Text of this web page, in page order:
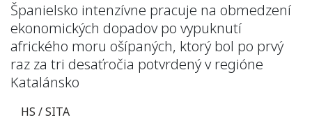
Španielsko intenzívne pracuje na obmedzení
ekonomických dopadov po vypuknutí
afrického moru ošípaných, ktorý bol po prvý
raz za tri desaťročia potvrdený v regióne
Katalánsko
HS / SITA